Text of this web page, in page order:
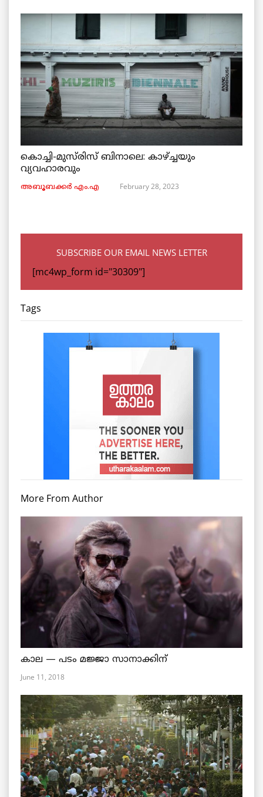
കൊച്ചി-മുസ്‌രിസ് ബിനാലെ: കാഴ്ച്ചയും
വ്യവഹാരവും
അബൂബക്കർ എം.എ February 28, 2023
SUBSCRIBE OUR EMAIL NEWS LETTER
[mc4wp_form id="30309"]
Tags
More From Author
കാല — പടം മജ്ജാ സാനാക്കിന്
June 11, 2018